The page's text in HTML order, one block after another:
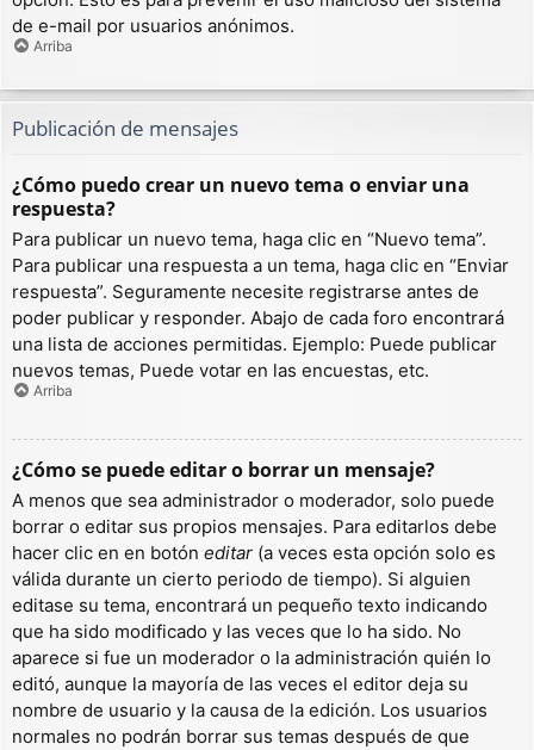
de e-mail por usuarios anónimos.
Arriba
Publicación de mensajes
¿Cómo puedo crear un nuevo tema o enviar una
respuesta?
Para publicar un nuevo tema, haga clic en “Nuevo tema”.
Para publicar una respuesta a un tema, haga clic en “Enviar
respuesta”. Seguramente necesite registrarse antes de
poder publicar y responder. Abajo de cada foro encontrará
una lista de acciones permitidas. Ejemplo: Puede publicar
nuevos temas, Puede votar en las encuestas, etc.
Arriba
¿Cómo se puede editar o borrar un mensaje?
A menos que sea administrador o moderador, solo puede
borrar o editar sus propios mensajes. Para editarlos debe
hacer clic en en botón editar (a veces esta opción solo es
válida durante un cierto periodo de tiempo). Si alguien
editase su tema, encontrará un pequeño texto indicando
que ha sido modificado y las veces que lo ha sido. No
aparece si fue un moderador o la administración quién lo
editó, aunque la mayoría de las veces el editor deja su
nombre de usuario y la causa de la edición. Los usuarios
normales no podrán borrar sus temas después de que